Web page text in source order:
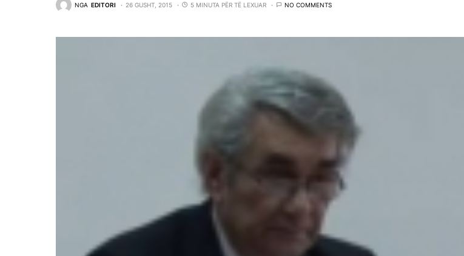
NGA EDITORI 26 GUSHT, 2015 5 MINUTA PËR TË LEXUAR NO COMMENTS